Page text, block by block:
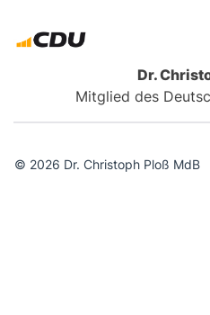
Dr.
Mitglied des
© 2026 Dr. Christoph Ploß MdB